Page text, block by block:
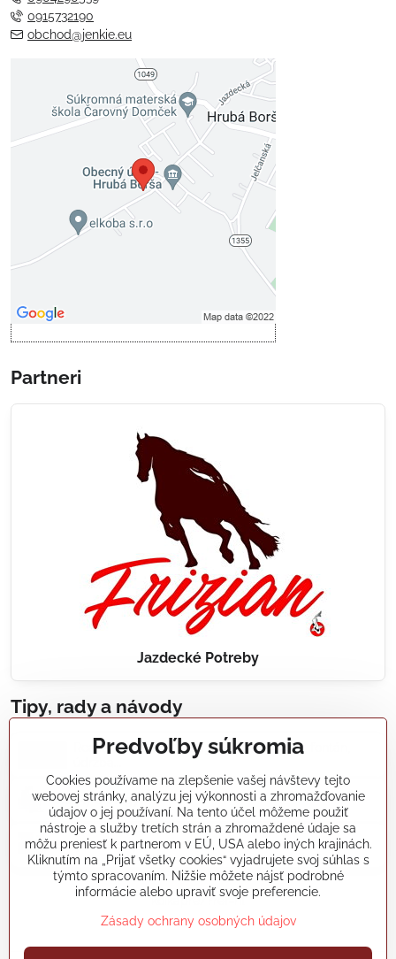
0915732190
obchod@jenkie.eu
Externý obsah je blokovaný
Voľbami súkromia
Prajete si načítať externý obsah?
Povoliť tentokrát
Povoliť a zapamätať - súhlas s
Partneri
Jazdecké Potreby
Tipy, rady a návody
Realizácie záhradných jazierok, bazénov, fontán,
Články a blogy
Rady a návody
koikapre/?ref=hl
Predvoľby súkromia
Cookies používame na zlepšenie vašej návštevy tejto
webovej stránky, analýzu jej výkonnosti a zhromažďovanie
údajov o jej používaní. Na tento účel môžeme použiť
nástroje a služby tretích strán a zhromaždené údaje sa
môžu preniesť k partnerom v EÚ, USA alebo iných krajinách.
Kliknutím na „Prijať všetky cookies“ vyjadrujete svoj súhlas s
týmto spracovaním. Nižšie môžete nájsť podrobné
informácie alebo upraviť svoje preferencie.
Zásady ochrany osobných údajov